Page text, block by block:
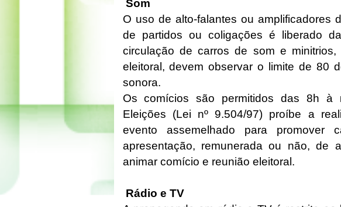
Som
O uso de alto-falantes ou amplificadores
de partidos ou coligações é liberado
circulação de carros de som e
eleitoral, devem observar o limite de 80
sonora.
Os comícios são permitidos das 8h à
Eleições (Lei nº 9.504/97) proíbe a
evento assemelhado para promover
apresentação, remunerada ou não, de
animar comício e reunião eleitoral.
Rádio e TV